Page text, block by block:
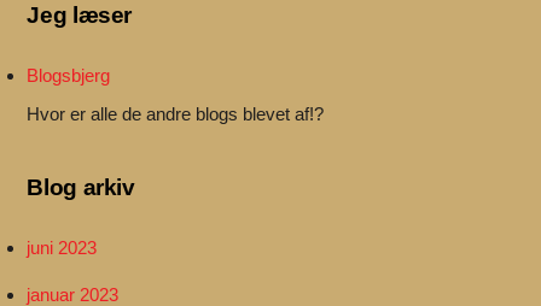
Jeg læser
Blogsbjerg
Hvor er alle de andre blogs blevet af!?
Blog arkiv
juni 2023
januar 2023